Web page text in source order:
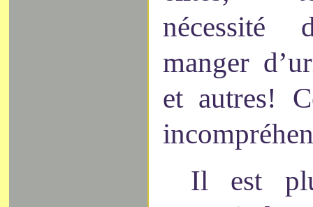
nécessité
manger
et autres!
Il est